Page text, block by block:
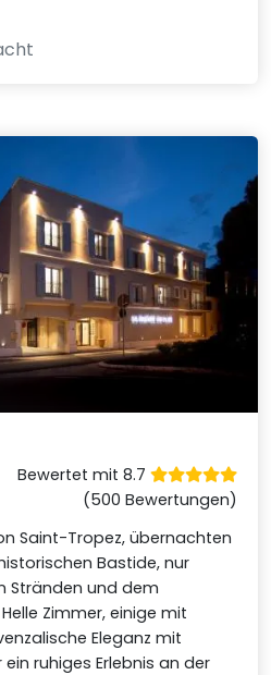
Bewertet mit 8.7
(500 Bewertungen)
Saint-Tropez, übernachten
Bastide, nur
Stränden und dem
Zimmer, einige mit
Eleganz mit
ruhiges Erlebnis an der